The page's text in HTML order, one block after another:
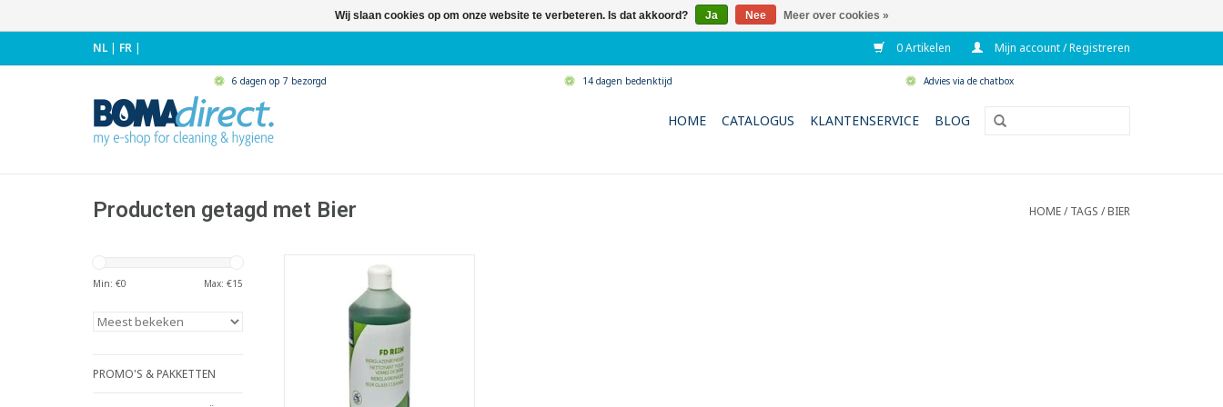
NL| FR | 0 Artikelen Mijn account / Registreren
6 dagen op 7 bezorgd 14 dagen bedenktijd Advies via de chatbox
HOME CATALOGUS KLANTENSERVICE BLOG
Producten getagd met Bier HOME/TAGS /BIER
Min: €0 Max: €15
PROMO'S & PAKKETTEN
Hygiënische bierglazenreiniger
- Lost vetresten snel en volledig
op en zorgt na reiniging voor
stabiel bierschuim in het glas
- Houdt borstels en spoelbak
schoon
- Geur- en smaakloos
- Streeploos resultaat
Wij slaan cookies op om onze website te verbeteren. Is dat akkoord? Ja Nee Meer over cookies »